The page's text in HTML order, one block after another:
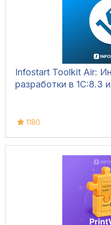
Infostart Toolkit Air:
разработки в 1С:8.3
1180